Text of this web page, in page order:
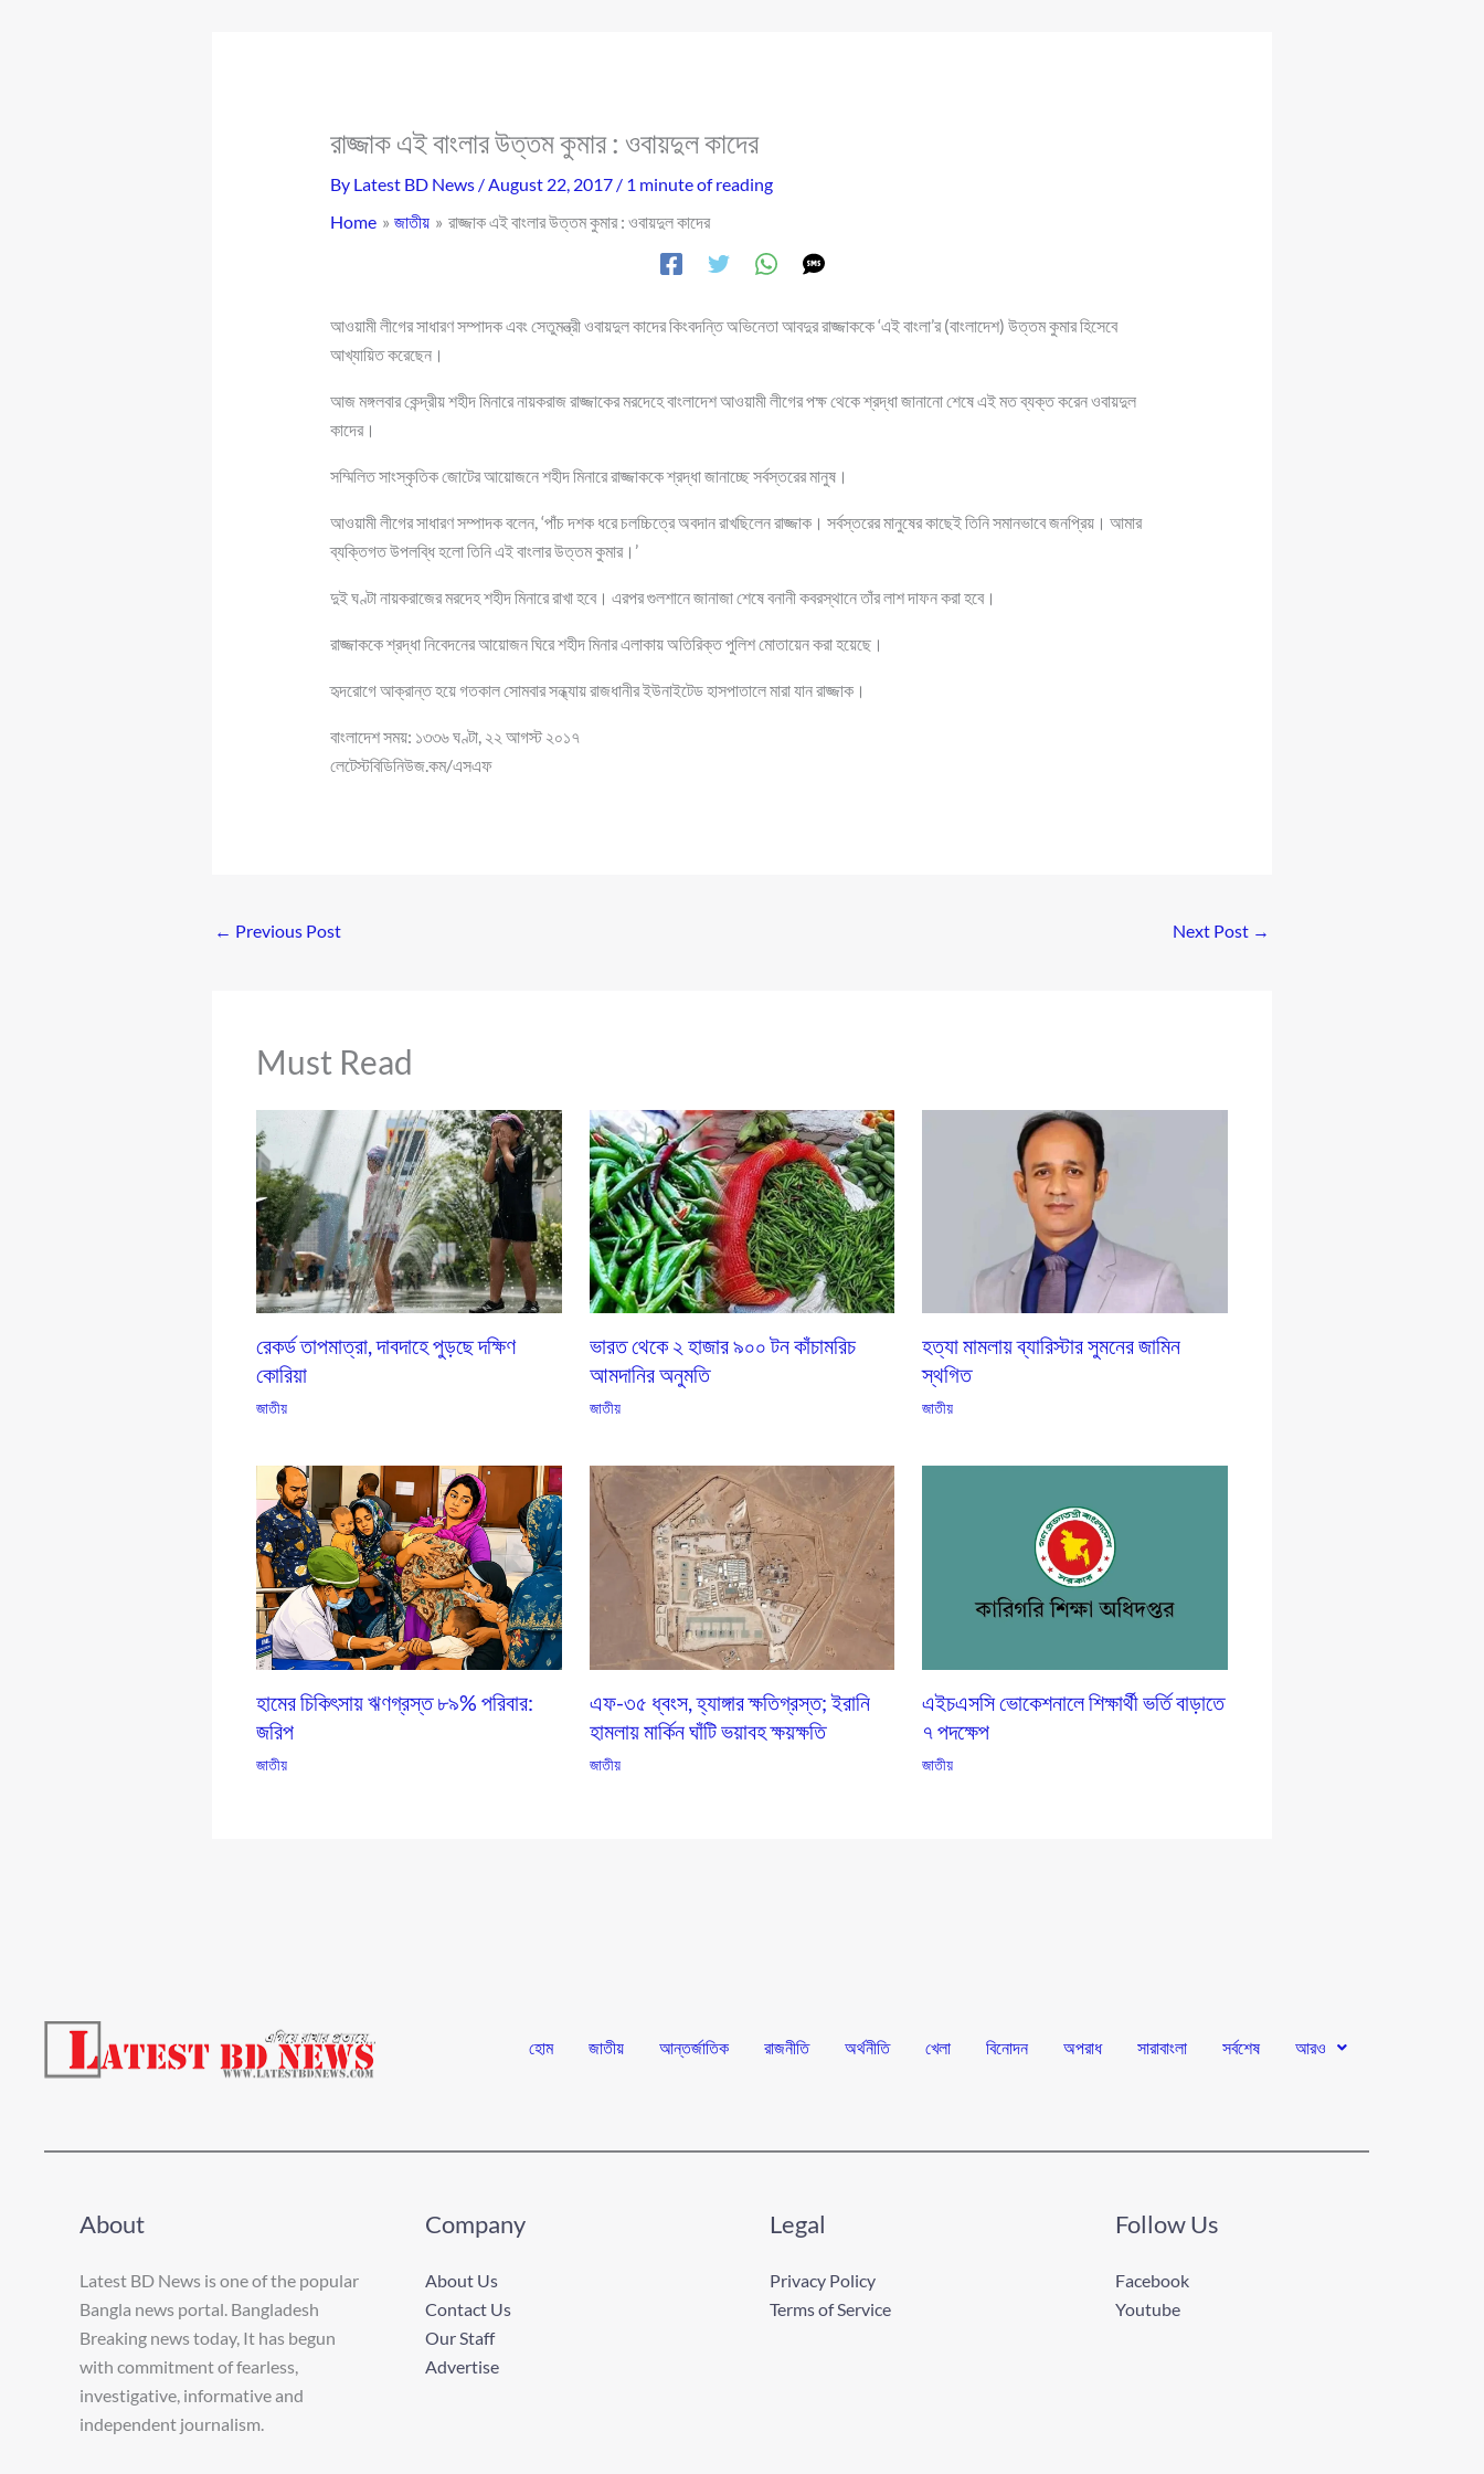
রাজ্জাক এই বাংলার উত্তম কুমার : ওবায়দুল কাদের
By Latest BD News /August 22, 2017 / 1 minute of reading
Home
জাতীয় রাজ্জাক এই বাংলার উত্তম কুমার : ওবায়দুল কাদের
আওয়ামী লীগের সাধারণ সম্পাদক এবং সেতুমন্ত্রী ওবায়দুল কাদের কিংবদন্তি অভিনেতা আবদুর রাজ্জাককে ‘এই বাংলা’র (বাংলাদেশ) উত্তম কুমার হিসেবে
আখ্যায়িত করেছেন।
আজ মঙ্গলবার কেন্দ্রীয় শহীদ মিনারে নায়করাজ রাজ্জাকের মরদেহে বাংলাদেশ আওয়ামী লীগের পক্ষ থেকে শ্রদ্ধা জানানো শেষে এই মত ব্যক্ত করেন ওবায়দুল
কাদের।
সম্মিলিত সাংস্কৃতিক জোটের আয়োজনে শহীদ মিনারে রাজ্জাককে শ্রদ্ধা জানাচ্ছে সর্বস্তরের মানুষ।
আওয়ামী লীগের সাধারণ সম্পাদক বলেন, ‘পাঁচ দশক ধরে চলচ্চিত্রে অবদান রাখছিলেন রাজ্জাক। সর্বস্তরের মানুষের কাছেই তিনি সমানভাবে জনপ্রিয়। আমার
ব্যক্তিগত উপলব্ধি হলো তিনি এই বাংলার উত্তম কুমার।’
দুই ঘণ্টা নায়করাজের মরদেহ শহীদ মিনারে রাখা হবে। এরপর গুলশানে জানাজা শেষে বনানী কবরস্থানে তাঁর লাশ দাফন করা হবে।
রাজ্জাককে শ্রদ্ধা নিবেদনের আয়োজন ঘিরে শহীদ মিনার এলাকায় অতিরিক্ত পুলিশ মোতায়েন করা হয়েছে।
হৃদরোগে আক্রান্ত হয়ে গতকাল সোমবার সন্ধ্যায় রাজধানীর ইউনাইটেড হাসপাতালে মারা যান রাজ্জাক।
বাংলাদেশ সময়: ১৩৩৬ ঘণ্টা, ২২ আগস্ট ২০১৭
লেটেস্টবিডিনিউজ.কম/এসএফ
← Previous Post Next Post →
Must Read
রেকর্ড তাপমাত্রা, দাবদাহে পুড়ছে দক্ষিণ
কোরিয়া
জাতীয়
ভারত থেকে ২ হাজার ৯০০ টন কাঁচামরিচ
আমদানির অনুমতি
জাতীয়
হত্যা মামলায় ব্যারিস্টার সুমনের জামিন
স্থগিত
জাতীয়
হামের চিকিৎসায় ঋণগ্রস্ত ৮৯% পরিবার:
জরিপ
জাতীয়
এফ-৩৫ ধ্বংস, হ্যাঙ্গার ক্ষতিগ্রস্ত; ইরানি
হামলায় মার্কিন ঘাঁটি ভয়াবহ ক্ষয়ক্ষতি
জাতীয়
এইচএসসি ভোকেশনালে শিক্ষার্থী ভর্তি বাড়াতে
৭ পদক্ষেপ
জাতীয়
হোম জাতীয় আন্তর্জাতিক রাজনীতি অর্থনীতি খেলা বিনোদন অপরাধ সারাবাংলা সর্বশেষ আরও
About
Latest BD News is one of the popular
Bangla news portal. Bangladesh
Breaking news today, It has begun
with commitment of fearless,
investigative, informative and
independent journalism.
Company
About Us
Contact Us
Our Staff
Advertise
Legal
Privacy Policy
Terms of Service
Follow Us
Facebook
Youtube